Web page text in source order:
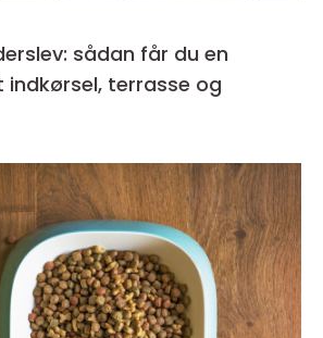
sådan får du en
terrasse og